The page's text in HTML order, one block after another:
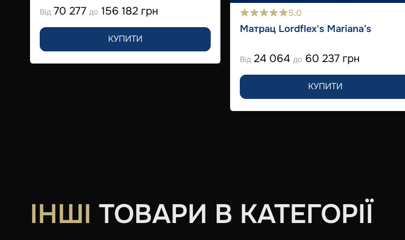
Від70 277 до 156 182 грн
КУПИТИ
5.0
Матрац Lordflex's Mariana’s
Від 24 064до 60 237 грн
КУПИТИ
ІНШІ ТОВАРИ В КАТЕГОРІЇ